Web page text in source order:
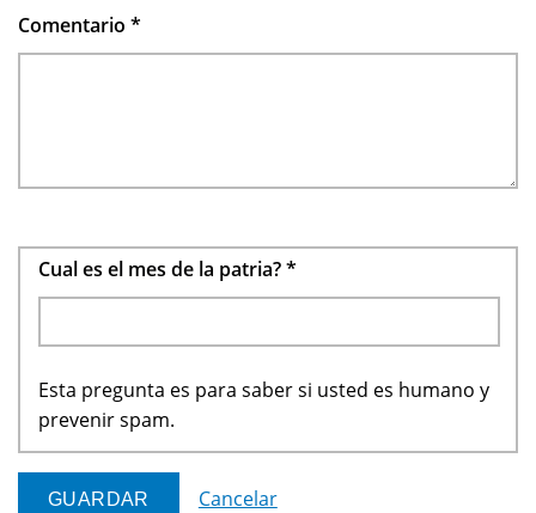
Comentario *
Cual es el mes de la patria?*
Esta pregunta es para saber si usted es humano y
prevenir spam.
Cancelar